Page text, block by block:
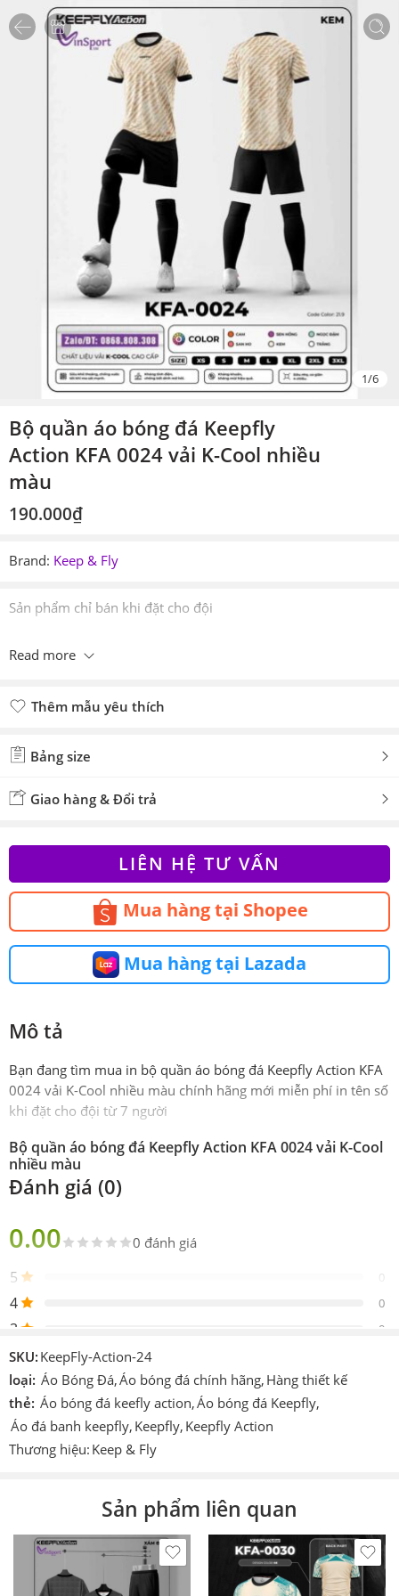
1/6
Bộ quần áo bóng đá Keepfly
Action KFA 0024 vải K-Cool nhiều
màu
190.000₫
Brand: Keep & Fly
Sản phẩm chỉ bán khi đặt cho đội
Read more
Thêm mẫu yêu thích
Bảng size
Giao hàng & Đổi trả
LIÊN HỆ TƯ VẤN
Mua hàng tại Shopee
Mua hàng tại Lazada
Mô tả
Bạn đang tìm mua in bộ quần áo bóng đá Keepfly Action KFA
0024 vải K-Cool nhiều màu chính hãng mới miễn phí in tên số
khi đặt cho đội từ 7 người
Bộ quần áo bóng đá Keepfly Action KFA 0024 vải K-Cool
nhiều màu
Phiên
Chính hãng Keepfly
Sản
Gồm 1 áo 1 quần
Thiết
kế
Được in trực tiếp lên sản phẩm
Chi tiết
khác
In hoặc ép decan nhiệt cao tần.
Công
nghệ
Cmcn 4.0 dệt vi tính, ép nhiệt cao tần, nhuộm
sâu.
Đỏ,Xanh,Hồng,Xanh,Cam.Trắng
Thích
Làm áo thi đấu, áo đá banh, đá bóng, áo team, áo
Đánh giá (0)
0.00 0 đánh giá
5 0
4 0
3 0
2
1
Be the first to review!
Hiện vẫn chưa có đánh giá.
SKU: KeepFly-Action-24
loại: Áo Bóng Đá,Áo bóng đá chính hãng, Hàng thiết kế
thẻ: Áo bóng đá keefly action,Áo bóng đá Keepfly,
Áo đá banh keepfly, Keepfly, Keepfly Action
Thương hiệu: Keep & Fly
Sản phẩm liên quan